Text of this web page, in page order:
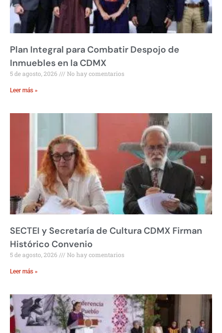
Plan Integral para Combatir Despojo de
Inmuebles en la CDMX
5 de agosto, 2026 No hay comentarios
Leer más »
SECTEI y Secretaría de Cultura CDMX Firman
Histórico Convenio
5 de agosto, 2026 No hay comentarios
Leer más »